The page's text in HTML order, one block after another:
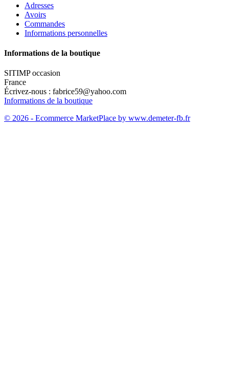
Adresses
Avoirs
Commandes
Informations personnelles
Informations de la boutique
SITIMP occasion
France
Écrivez-nous : fabrice59@yahoo.com
Informations de la boutique
© 2026 - Ecommerce MarketPlace by www.demeter-fb.fr